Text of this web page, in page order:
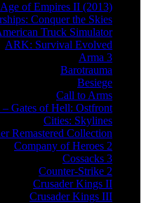
Age of Empires II (2013)
Conquer the Skies
Truck Simulator
ARK: Survival Evolved
Arma 3
Barotrauma
Besiege
Call to Arms
Gates of Hell: Ostfront
Cities: Skylines
Remastered Collection
Company of Heroes 2
Cossacks 3
Counter-Strike 2
Crusader Kings II
Crusader Kings III